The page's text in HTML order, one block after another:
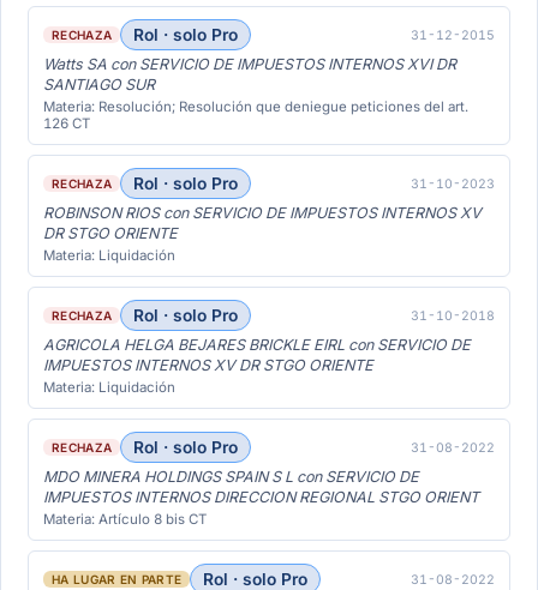
RECHAZA Rol · solo Pro 31-12-2015
Watts SA con SERVICIO DE IMPUESTOS INTERNOS XVI DR
SANTIAGO SUR
Materia: Resolución; Resolución que deniegue peticiones del art.
126 CT
RECHAZA Rol · solo Pro 31-10-2023
ROBINSON RIOS con SERVICIO DE IMPUESTOS INTERNOS XV
DR STGO ORIENTE
Materia: Liquidación
RECHAZA Rol · solo Pro 31-10-2018
AGRICOLA HELGA BEJARES BRICKLE EIRL con SERVICIO DE
IMPUESTOS INTERNOS XV DR STGO ORIENTE
Materia: Liquidación
RECHAZA Rol · solo Pro 31-08-2022
MDO MINERA HOLDINGS SPAIN S L con SERVICIO DE
IMPUESTOS INTERNOS DIRECCION REGIONAL STGO ORIENT
Materia: Artículo 8 bis CT
HA LUGAR EN PARTE Rol · solo Pro 31-08-2022